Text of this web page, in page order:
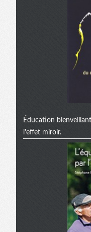
Éducation
l'effet miroir.